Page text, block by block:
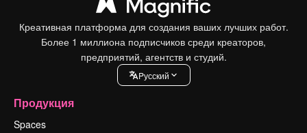
Креативная платформа для создания ваших лучших работ.
Более 1 миллиона подписчиков среди креаторов,
предприятий, агентств и студий.
Pусский
Продукция
Spaces